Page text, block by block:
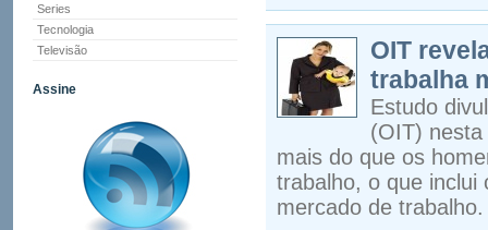
Series
Tecnologia
Televisão
Assine
OIT
trabalha
Estudo
(OIT)
mais do que os
trabalho, o que inclui
mercado de trabalho.